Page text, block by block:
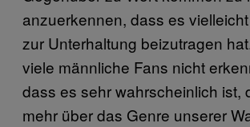
anzuerkennen, dass es
zur Unterhaltung beizutragen
viele männliche Fans nicht
dass es sehr wahrscheinlich ist,
mehr über das Genre unserer